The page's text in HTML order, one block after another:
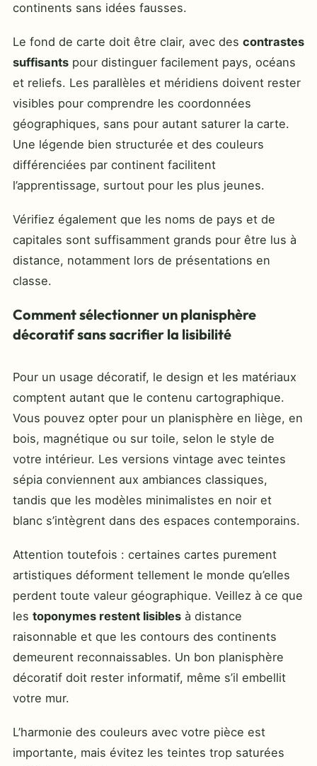
continents sans idées fausses.
Le fond de carte doit être clair, avec des contrastes
suffisants pour distinguer facilement pays, océans
et reliefs. Les parallèles et méridiens doivent rester
visibles pour comprendre les coordonnées
géographiques, sans pour autant saturer la carte.
Une légende bien structurée et des couleurs
différenciées par continent facilitent
l’apprentissage, surtout pour les plus jeunes.
Vérifiez également que les noms de pays et de
capitales sont suffisamment grands pour être lus à
distance, notamment lors de présentations en
classe.
Comment sélectionner un planisphère
décoratif sans sacrifier la lisibilité
Pour un usage décoratif, le design et les matériaux
comptent autant que le contenu cartographique.
Vous pouvez opter pour un planisphère en liège, en
bois, magnétique ou sur toile, selon le style de
votre intérieur. Les versions vintage avec teintes
sépia conviennent aux ambiances classiques,
tandis que les modèles minimalistes en noir et
blanc s’intègrent dans des espaces contemporains.
Attention toutefois : certaines cartes purement
artistiques déforment tellement le monde qu’elles
perdent toute valeur géographique. Veillez à ce que
les toponymes restent lisibles à distance
raisonnable et que les contours des continents
demeurent reconnaissables. Un bon planisphère
décoratif doit rester informatif, même s’il embellit
votre mur.
L’harmonie des couleurs avec votre pièce est
importante, mais évitez les teintes trop saturées